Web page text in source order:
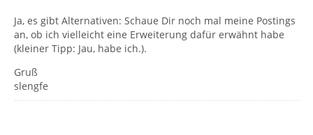
Ja, es gibt Alternativen: Schaue Dir noch mal meine Postings
an, ob ich vielleicht eine Erweiterung dafür erwähnt habe
(kleiner Tipp: Jau, habe ich.).
Gruß
slengfe